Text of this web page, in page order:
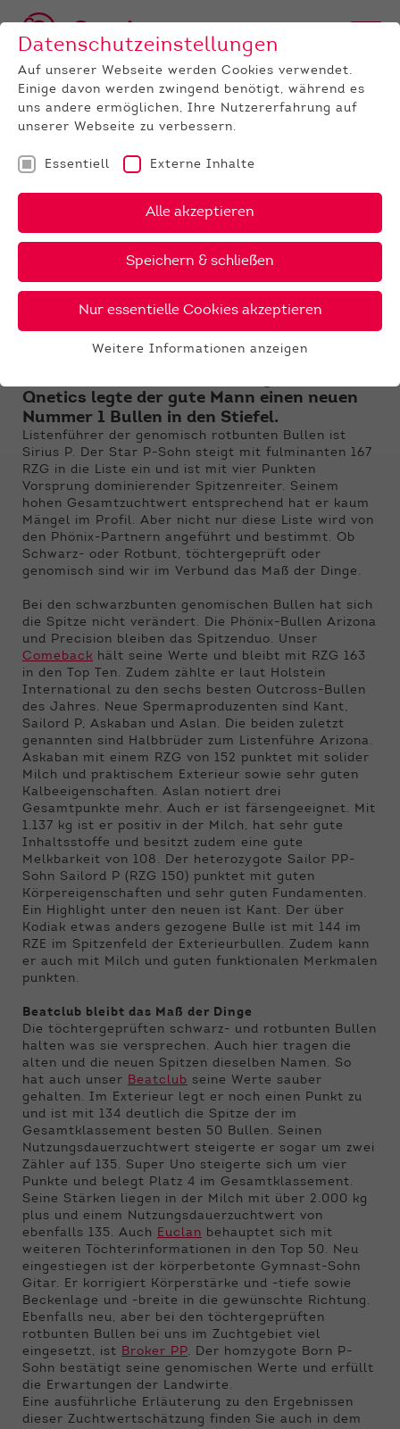
UNTERNEHMEN News
Kommentar zur ZWS im
Dezember
Der Nikolaustag stand in diesem Jahr bei
uns Rinderzüchtern ganz im Zeichen der
Qnetics legte der gute Mann einen neuen
Nummer 1 Bullen in den Stiefel.
Listenführer der genomisch rotbunten Bullen ist
Sirius P. Der Star P-Sohn steigt mit fulminanten 167
RZG in die Liste ein und ist mit vier Punkten
Vorsprung dominierender Spitzenreiter. Seinem
hohen Gesamtzuchtwert entsprechend hat er kaum
Mängel im Profil. Aber nicht nur diese Liste wird von
den Phönix-Partnern angeführt und bestimmt. Ob
Schwarz- oder Rotbunt, töchtergeprüft oder
genomisch sind wir im Verbund das Maß der Dinge.
Bei den schwarzbunten genomischen Bullen hat sich
die Spitze nicht verändert. Die Phönix-Bullen Arizona
und Precision bleiben das Spitzenduo. Unser
Comeback hält seine Werte und bleibt mit RZG 163
in den Top Ten. Zudem zählte er laut Holstein
International zu den sechs besten Outcross-Bullen
des Jahres. Neue Spermaproduzenten sind Kant,
Sailord P, Askaban und Aslan. Die beiden zuletzt
genannten sind Halbbrüder zum Listenführe Arizona.
Askaban mit einem RZG von 152 punktet mit solider
Milch und praktischem Exterieur sowie sehr guten
Kalbeeigenschaften. Aslan notiert drei
Gesamtpunkte mehr. Auch er ist färsengeeignet. Mit
1.137 kg ist er positiv in der Milch, hat sehr gute
Inhaltsstoffe und besitzt zudem eine gute
Melkbarkeit von 108. Der heterozygote Sailor PP-
Sohn Sailord P (RZG 150) punktet mit guten
Körpereigenschaften und sehr guten Fundamenten.
Ein Highlight unter den neuen ist Kant. Der über
Kodiak etwas anders gezogene Bulle ist mit 144 im
RZE im Spitzenfeld der Exterieurbullen. Zudem kann
er auch mit Milch und guten funktionalen Merkmalen
punkten.
Beatclub bleibt das Maß der Dinge
Die töchtergeprüften schwarz- und rotbunten Bullen
halten was sie versprechen. Auch hier tragen die
alten und die neuen Spitzen dieselben Namen. So
hat auch unser Beatclub seine Werte sauber
gehalten. Im Exterieur legt er noch einen Punkt zu
und ist mit 134 deutlich die Spitze der im
Gesamtklassement besten 50 Bullen. Seinen
Nutzungsdauerzuchtwert steigerte er sogar um zwei
Zähler auf 135. Super Uno steigerte sich um vier
Punkte und belegt Platz 4 im Gesamtklassement.
Seine Stärken liegen in der Milch mit über 2.000 kg
plus und einem Nutzungsdauerzuchtwert von
ebenfalls 135. Auch Euclan behauptet sich mit
weiteren Töchterinformationen in den Top 50. Neu
eingestiegen ist der körperbetonte Gymnast-Sohn
Gitar. Er korrigiert Körperstärke und -tiefe sowie
Beckenlage und -breite in die gewünschte Richtung.
Ebenfalls neu, aber bei den töchtergeprüften
rotbunten Bullen bei uns im Zuchtgebiet viel
eingesetzt, ist Broker PP. Der homzygote Born P-
Sohn bestätigt seine genomischen Werte und erfüllt
die Erwartungen der Landwirte.
Eine ausführliche Erläuterung zu den Ergebnissen
dieser Zuchtwertschätzung finden Sie auch in dem
Datenschutzeinstellungen
Auf unserer Webseite werden Cookies verwendet.
Einige davon werden zwingend benötigt, während es
uns andere ermöglichen, Ihre Nutzererfahrung auf
unserer Webseite zu verbessern.
Essentiell Externe Inhalte
Alle akzeptieren
Speichern & schließen
Nur essentielle Cookies akzeptieren
Funktionen der Webseite benötigt. Dadurch ist
gewährleistet, dass die Webseite einwandfrei
funktioniert.
Name cookie_optin
Anbieter Qnetics
Laufzeit 1 Jahr
Cookie-Informationen anzeigen
Externe Inhalte
Wir verwenden auf unserer Website externe
Inhalte, um Ihnen zusätzliche Informationen
Weitere Informationen anzeigen